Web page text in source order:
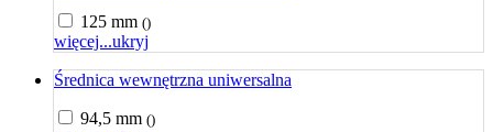
125 mm ()
więcej...ukryj
Średnica wewnętrzna uniwersalna
94,5 mm ()